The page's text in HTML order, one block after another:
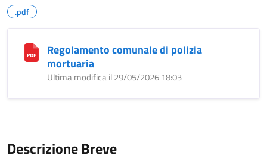
.pdf
Regolamento comunale di polizia
mortuaria
Ultima modifica il 29/05/2026 18:03
Descrizione Breve